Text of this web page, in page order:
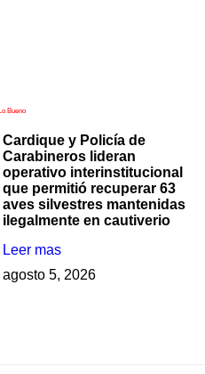
Lo Bueno
Cardique y Policía de
Carabineros lideran
operativo interinstitucional
que permitió recuperar 63
aves silvestres mantenidas
ilegalmente en cautiverio
Leer mas
agosto 5, 2026